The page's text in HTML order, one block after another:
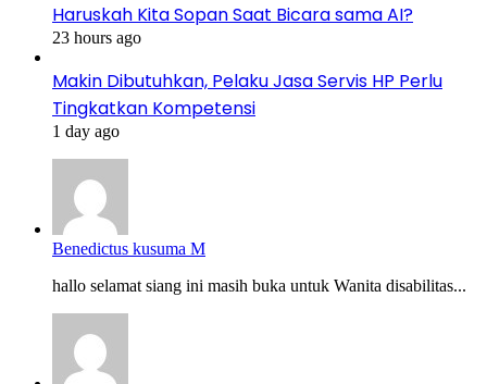
Haruskah Kita Sopan Saat Bicara sama AI?
23 hours ago
Makin Dibutuhkan, Pelaku Jasa Servis HP Perlu
Tingkatkan Kompetensi
1 day ago
Benedictus kusuma M
hallo selamat siang ini masih buka untuk Wanita disabilitas...